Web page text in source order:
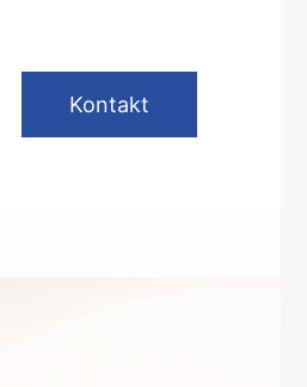
Kontakt